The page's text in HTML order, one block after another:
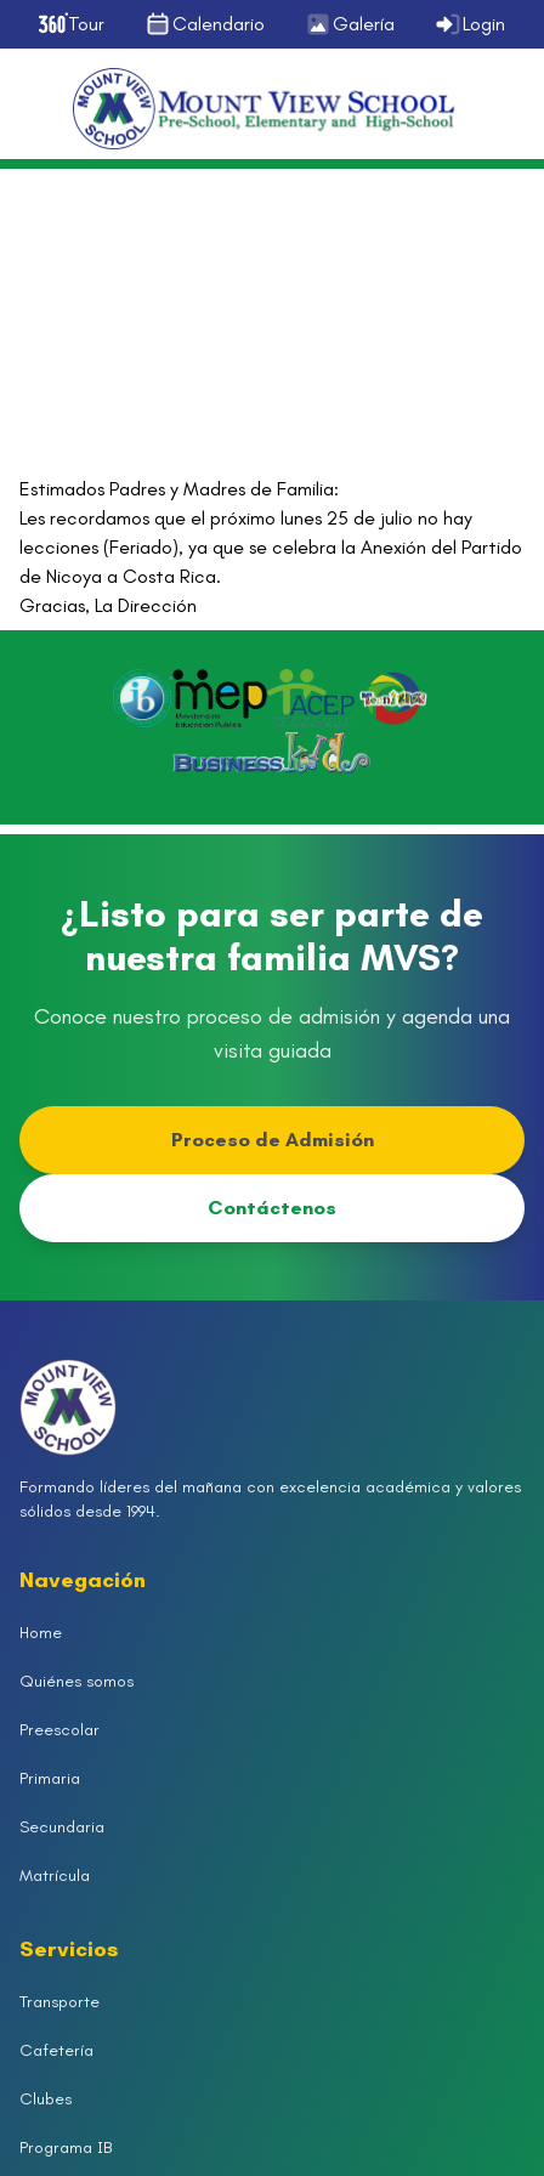
Tour Calendario Galería Login
Estimados Padres y Madres de Familia:
Les recordamos que el próximo lunes 25 de julio no hay
lecciones (Feriado), ya que se celebra la Anexión del Partido
de Nicoya a Costa Rica.
Gracias, La Dirección
¿Listo para ser parte de
nuestra familia MVS?
Conoce nuestro proceso de admisión y agenda una
visita guiada
Proceso de Admisión
Contáctenos
Formando líderes del mañana con excelencia académica y valores
sólidos desde 1994.
Navegación
Home
Quiénes somos
Preescolar
Primaria
Secundaria
Matrícula
Servicios
Transporte
Cafetería
Clubes
Programa IB